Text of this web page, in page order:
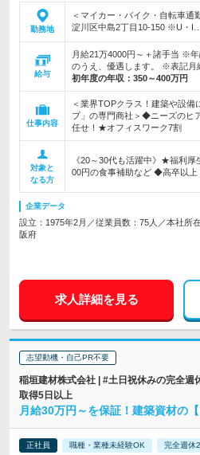
勤務地
＜マイカー・バイク・自転車
淀川区中島2丁目10-150 ※U・I…
給与
月給21万4000円～＋諸手当 ※
のうえ、優遇します。 ※表記月
初年度の年収： 350～400万円
仕事内容
＜業界TOPクラス！建築や設備
プ」の専門商社＞◆ニーズのヒ
任せ！★オフィスワーク7割
対象と
なる方
《20～30代も活躍中》★福利
00円の食事補助など ◆高卒以上
企業データ
設立：1975年2月／従業員数：75人／本社所
阪府
求人詳細を見る
志望動機・自己PR不要
稲垣建材株式会社 | #土日祝休みの完全
取得5日以上
月給30万円～を保証！建築資材の
正社員 職種・業種未経験OK 完全週休